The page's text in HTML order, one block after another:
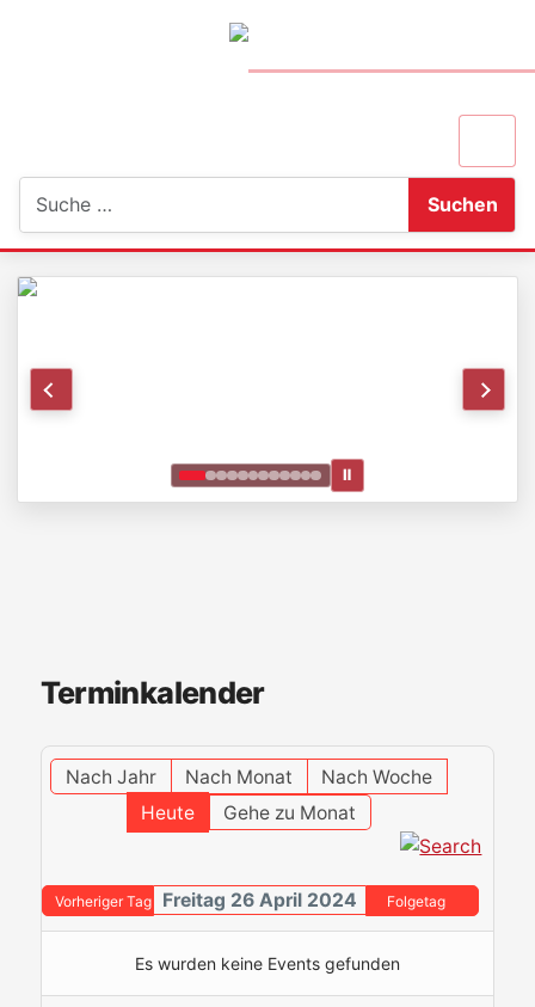
Suchen
Ⅱ
Terminkalender
Nach Jahr Nach Monat
Nach Woche
Heute
Gehe zu Monat
Vorheriger Tag Freitag 26 April 2024 Folgetag
Es wurden keine Events gefunden